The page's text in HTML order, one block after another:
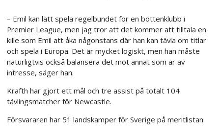
– Emil kan lätt spela regelbundet för en bottenklubb i
Premier League, men jag tror att det kommer att tilltala en
kille som Emil att åka någonstans där han kan tävla om titlar
och spela i Europa. Det är mycket logiskt, men han måste
naturligtvis också balansera det mot annat som är av
intresse, säger han.
Krafth har gjort ett mål och tre assist på totalt 104
tävlingsmatcher för Newcastle.
Försvararen har 51 landskamper för Sverige på meritlistan.